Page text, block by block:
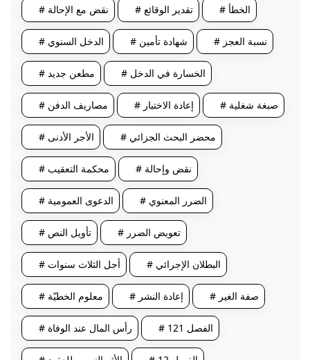
# نقض مع الإحالة # تقدير الوقائع # الخطأ
# الدخل السنوي # شهادة تأمين # نسبة العجز
# مطعن جديد # الخسارة في الدخل
# مصاريف الدفن # إعادة الاختبار # صبغة شغلية
# الأجر الأدنى # محضر البحث الجزائي
# محكمة التعقيب # نقض وإحالة
# الدعوى العمومية # الضرر المعنوي
# تأويل النص # تعويض الضرر
# أجل الثلاث سنوات # البطلان الإجرائي
# معلوم الخطيّة # إعادة النشر # صفة الغير
# رأس المال عند الوفاة # الفصل 121